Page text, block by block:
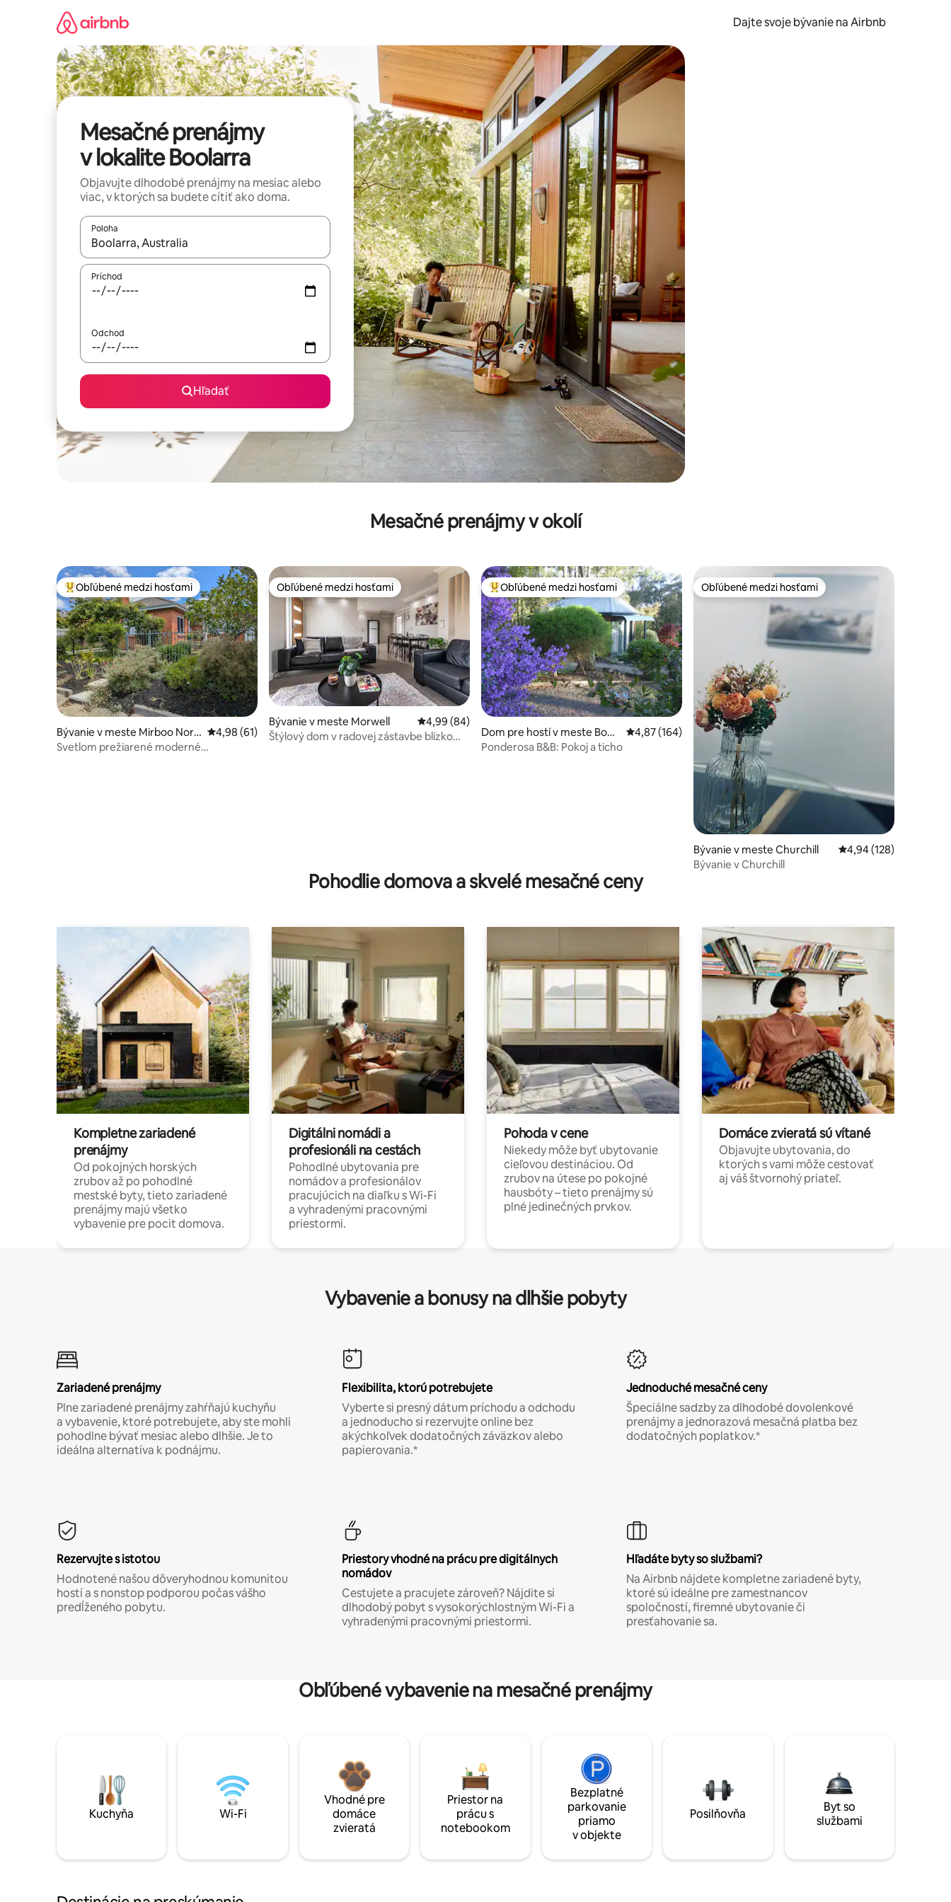
Dajte svoje bývanie na Airbnb
Mesačné prenájmy
v lokalite Boolarra
Objavujte dlhodobé prenájmy na mesiac alebo
viac, v ktorých sa budete cítiť ako doma.
Poloha
Keď budú výsledky k dispozícii, môžete si ich prechádzať pomocou klávesov so šípkami nahor a nadol alebo ich preskúmať pomocou dotykových gest či potiahnutia prstom.
Príchod
Odchod
Hľadať
Mesačné prenájmy v okolí
Najobľúbenejšie medzi hosťami
Obľúbené medzi hosťami
Bývanie v meste Mirboo Nort
h
Priemerné ohodnotenie 4,98 z 5, počet hodnotení: 61
4,98 (61)
Svetlom prežiarené moderné
Obľúbené medzi hosťami
Obľúbené medzi hosťami
Bývanie v meste Morwell Priemerné ohodnotenie 4,99 z 5, počet hodnotení: 84
4,99 (84)
Štýlový dom v radovej zástavbe blízko
Najobľúbenejšie medzi hosťami
Obľúbené medzi hosťami
Dom pre hostí v meste Bool
arra
Priemerné ohodnotenie 4,87 z 5, počet hodnotení: 164
4,87 (164)
Ponderosa B&B: Pokoj a ticho
Obľúbené medzi hosťami
Obľúbené medzi hosťami
Bývanie v meste Churchill Priemerné
4,94 (128)
Bývanie v Churchill
Pohodlie domova a skvelé mesačné ceny
Kompletne zariadené
prenájmy
Od pokojných horských
zrubov až po pohodlné
mestské byty, tieto zariadené
prenájmy majú všetko
vybavenie pre pocit domova.
Digitálni nomádi a
profesionáli na cestách
Pohodlné ubytovania pre
nomádov a profesionálov
pracujúcich na diaľku s Wi-Fi
a vyhradenými pracovnými
priestormi.
Pohoda v cene
Niekedy môže byť ubytovanie
cieľovou destináciou. Od
zrubov na útese po pokojné
hausbóty – tieto prenájmy sú
plné jedinečných prvkov.
Domáce zvieratá sú vítané
Objavujte ubytovania, do
ktorých s vami môže cestovať
aj váš štvornohý priateľ.
Vybavenie a bonusy na dlhšie pobyty
Zariadené prenájmy
Plne zariadené prenájmy zahŕňajú kuchyňu
a vybavenie, ktoré potrebujete, aby ste mohli
pohodlne bývať mesiac alebo dlhšie. Je to
ideálna alternatíva k podnájmu.
Flexibilita, ktorú potrebujete
Vyberte si presný dátum príchodu a odchodu
a jednoducho si rezervujte online bez
akýchkoľvek dodatočných záväzkov alebo
papierovania.*
Jednoduché mesačné ceny
Špeciálne sadzby za dlhodobé dovolenkové
prenájmy a jednorazová mesačná platba bez
dodatočných poplatkov.*
Rezervujte s istotou
Hodnotené našou dôveryhodnou komunitou
hostí a s nonstop podporou počas vášho
predĺženého pobytu.
Priestory vhodné na prácu pre digitálnych
nomádov
Cestujete a pracujete zároveň? Nájdite si
dlhodobý pobyt s vysokorýchlostným Wi-Fi a
vyhradenými pracovnými priestormi.
Hľadáte byty so službami?
Na Airbnb nájdete kompletne zariadené byty,
ktoré sú ideálne pre zamestnancov
spoločností, firemné ubytovanie či
presťahovanie sa.
Obľúbené vybavenie na mesačné prenájmy
Kuchyňa Wi-Fi
Vhodné pre
domáce
zvieratá
Priestor na
prácu s
notebookom
Bezplatné
parkovanie
priamo
v objekte
Posilňovňa
Byt so
službami